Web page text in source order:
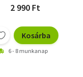
2 990 Ft
Kosárba
6 - 8 munkanap